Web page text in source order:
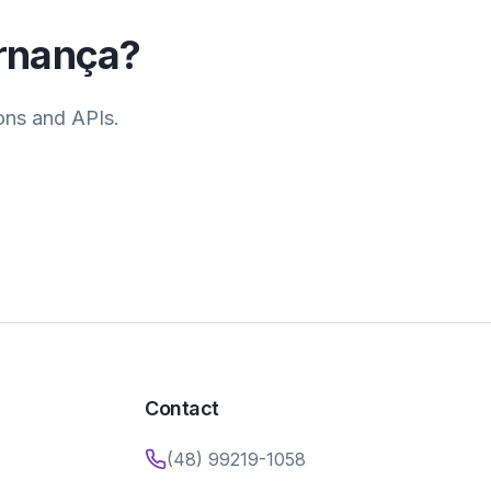
?
and APIs.
Contact
(48) 99219-1058